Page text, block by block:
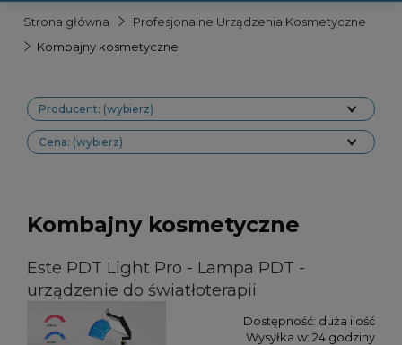
Strona główna
Profesjonalne Urządzenia Kosmetyczne
Kombajny kosmetyczne
Producent: (wybierz)
Cena: (wybierz)
Kombajny kosmetyczne
Este PDT Light Pro - Lampa PDT -
urządzenie do światłoterapii
Dostępność: duża ilość
Wysyłka w: 24 godziny